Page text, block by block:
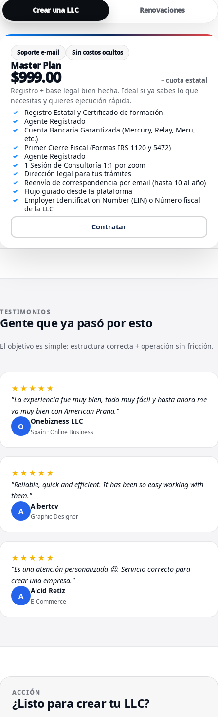
Crear una LLC Renovaciones
Soporte e-mail Sin costos ocultos
Master Plan
$999.00 + cuota estatal
Registro + base legal bien hecha. Ideal si ya sabes lo que
necesitas y quieres ejecución rápida.
Registro Estatal y Certificado de formación
Agente Registrado
Cuenta Bancaria Garantizada (Mercury, Relay, Meru,
etc.)
Primer Cierre Fiscal (Formas IRS 1120 y 5472)
Agente Registrado
1 Sesión de Consultoría 1:1 por zoom
Dirección legal para tus trámites
Reenvío de correspondencia por email (hasta 10 al año)
Flujo guiado desde la plataforma
Employer Identification Number (EIN) o Número fiscal
de la LLC
Contratar
TESTIMONIOS
Gente que ya pasó por esto
El objetivo es simple: estructura correcta + operación sin fricción.
★★★★★
"La experiencia fue muy bien, todo muy fácil y hasta ahora me
va muy bien con American Prana."
O
Onebizness LLC
Spain · Online Business
★★★★★
"Reliable, quick and efficient. It has been so easy working with
them."
A
Albertcv
Graphic Designer
★★★★★
"Es una atención personalizada 😍. Servicio correcto para
crear una empresa."
A
Alcid Retiz
E-Commerce
ACCIÓN
¿Listo para crear tu LLC?